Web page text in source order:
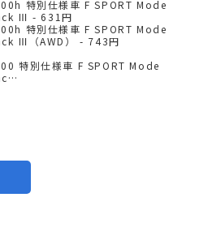
特別仕様車 F SPORT Mode
Ⅲ - 631円
特別仕様車 F SPORT Mode
Ⅲ（AWD） - 743円
特別仕様車 F SPORT Mode